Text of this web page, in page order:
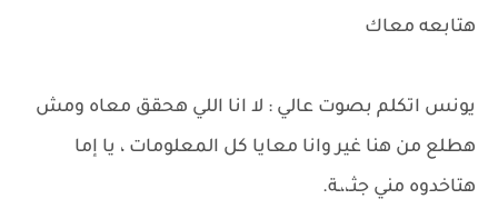
هتابعه معاك
يونس اتكلم بصوت عالي : لا انا اللي هحقق معاه ومش
هطلع من هنا غير وانا معايا كل المعلومات ، يا إما
هتاخدوه مني جثـ،،ـة.